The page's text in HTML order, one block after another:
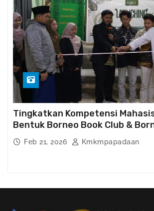
Tingkatkan Kompetensi
Bentuk Borneo Book Club &
ClubFeb 21, 2026 Kmkmpapadaan